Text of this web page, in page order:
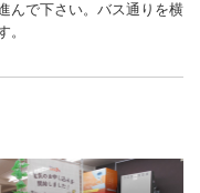
んで下さい。バス通りを横
。